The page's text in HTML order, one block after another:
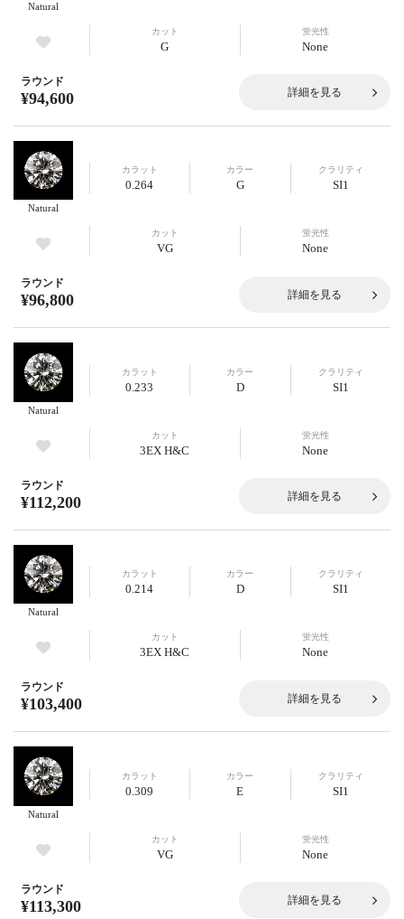
Natural
カット
G
蛍光性
None
ラウンド
¥94,600 詳細を見る
Natural
カラット
0.264
カラー
G
クラリティ
SI1
カット
VG
蛍光性
None
ラウンド
¥96,800 詳細を見る
Natural
カラット
0.233
カラー
D
クラリティ
SI1
カット
3EX H&C
蛍光性
None
ラウンド
¥112,200 詳細を見る
Natural
カラット
0.214
カラー
D
クラリティ
SI1
カット
3EX H&C
蛍光性
None
ラウンド
¥103,400 詳細を見る
Natural
カラット
0.309
カラー
E
クラリティ
SI1
カット
VG
蛍光性
None
ラウンド
¥113,300 詳細を見る